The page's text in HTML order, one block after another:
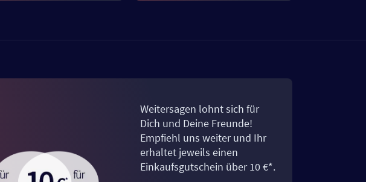
Weitersagen lohnt sich für
Dich und Deine Freunde!
Empfiehl uns weiter und Ihr
erhaltet jeweils einen
Einkaufsgutschein über 10 €*.